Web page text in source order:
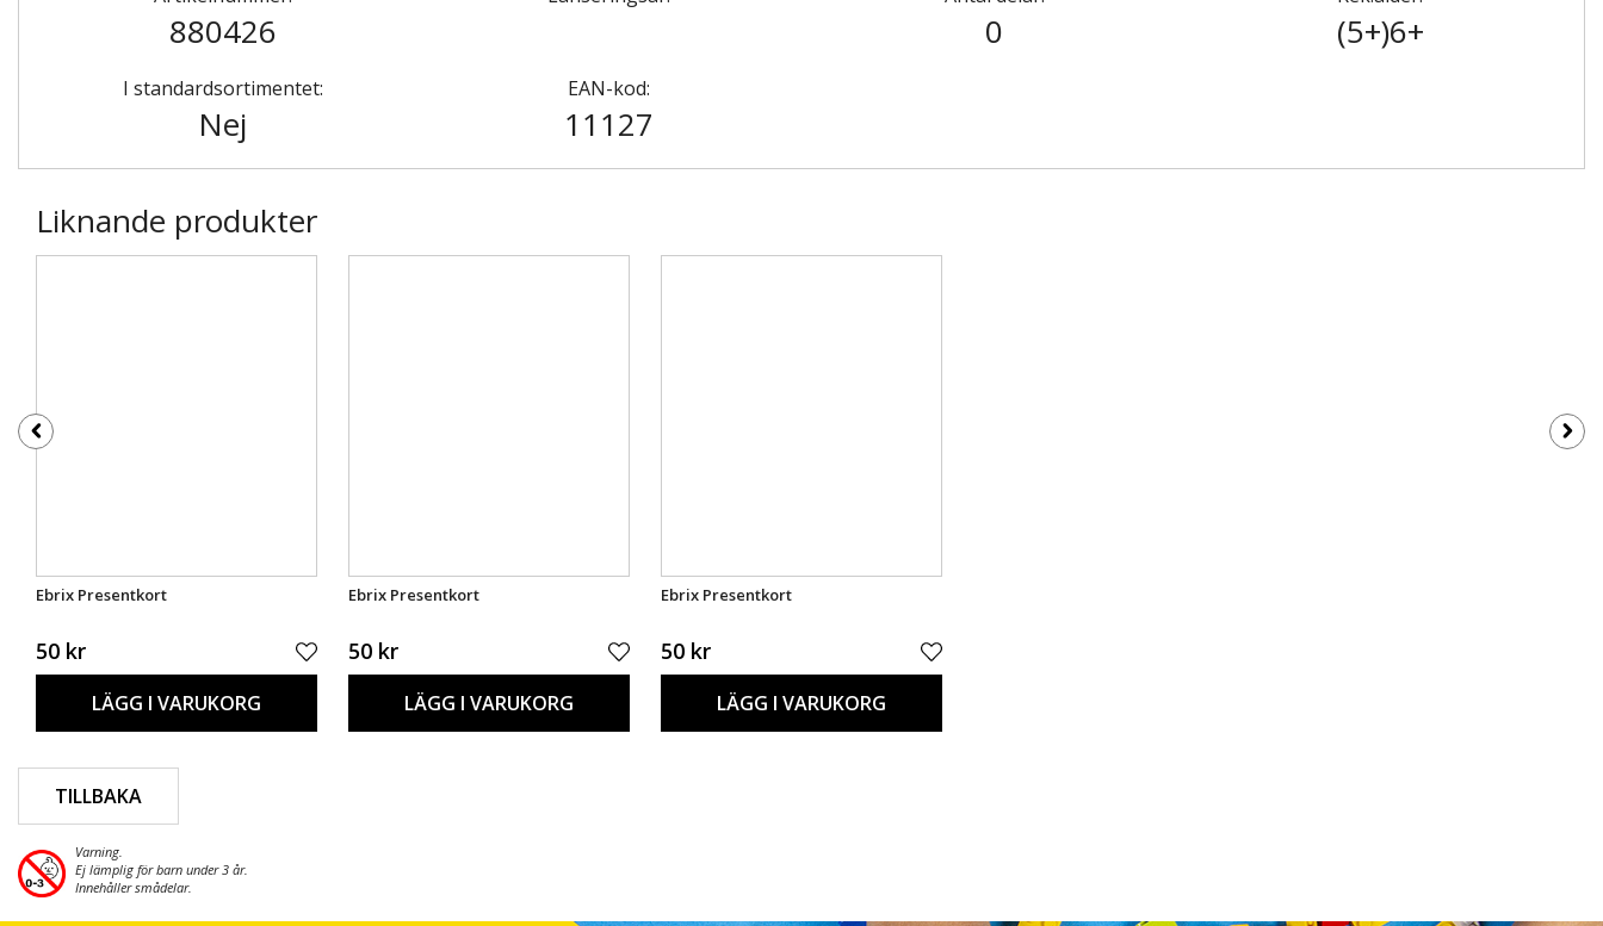
880426 0 (5+)6+
I standardsortimentet:
Nej
EAN-kod:
11127
Liknande produkter
Ebrix Presentkort
50 kr
LÄGG I VARUKORG
Ebrix Presentkort
50 kr
LÄGG I VARUKORG
Ebrix Presentkort
50 kr
LÄGG I VARUKORG
TILLBAKA
Varning.
Ej lämplig för barn under 3 år.
Innehåller smådelar.